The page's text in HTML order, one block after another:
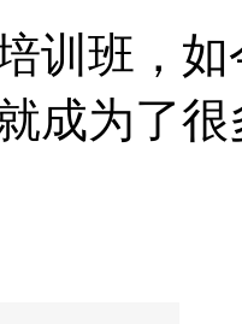
训班，
成为了